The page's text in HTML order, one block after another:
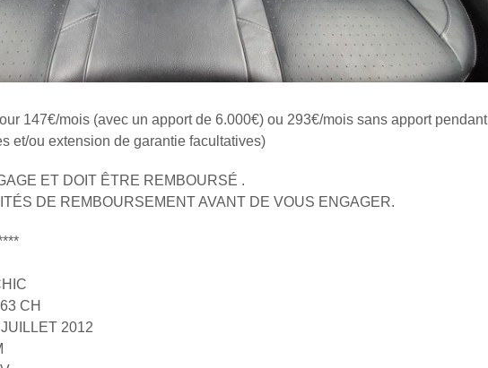
147€/mois (avec un apport de 6.000€) ou 293€/mois sans apport pendant
et/ou extension de garantie facultatives)
ET DOIT ÊTRE REMBOURSÉ .
DE REMBOURSEMENT AVANT DE VOUS ENGAGER.
CH
2012